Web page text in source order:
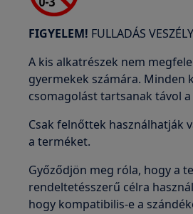
FIGYELEM! FULLADÁS VESZÉLY
A kis alkatrészek nem
gyermekek számára. Minden
csomagolást tartsanak távol
Csak felnőttek használhatják
a terméket.
Győződjön meg róla, hogy a
rendeltetésszerű célra
hogy kompatibilis-e a